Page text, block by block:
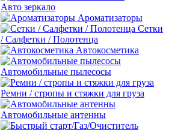
Авто зеркало
Ароматизаторы
Сетки
/ Салфетки / Полотенца
Автокосметика
Автомобильные пылесосы
Ремни / стропы и стяжки для груза
Автомобильные антенны